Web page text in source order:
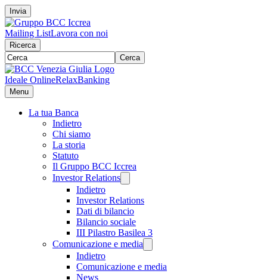
Invia
Mailing ListLavora con noi
Ricerca
Cerca
Ideale OnlineRelaxBanking
Menu
La tua Banca
Indietro
Chi siamo
La storia
Statuto
Il Gruppo BCC Iccrea
Investor Relations
Indietro
Investor Relations
Dati di bilancio
Bilancio sociale
III Pilastro Basilea 3
Comunicazione e media
Indietro
Comunicazione e media
News